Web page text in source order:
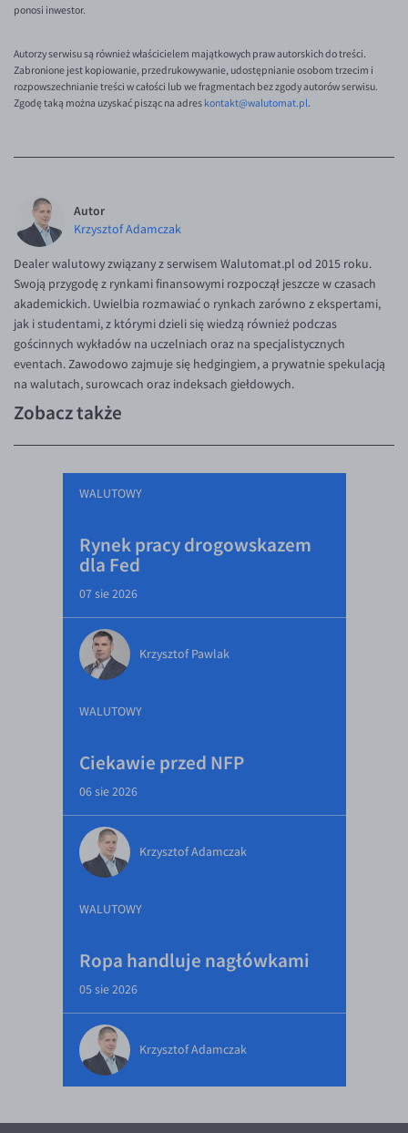
ponosi inwestor.
Autorzy serwisu są również właścicielem majątkowych praw autorskich do treści.
Zabronione jest kopiowanie, przedrukowywanie, udostępnianie osobom trzecim i
rozpowszechnianie treści w całości lub we fragmentach bez zgody autorów serwisu.
Zgodę taką można uzyskać pisząc na adres kontakt@walutomat.pl.
Autor
Krzysztof Adamczak
Dealer walutowy związany z serwisem Walutomat.pl od 2015 roku.
Swoją przygodę z rynkami finansowymi rozpoczął jeszcze w czasach
akademickich. Uwielbia rozmawiać o rynkach zarówno z ekspertami,
jak i studentami, z którymi dzieli się wiedzą również podczas
gościnnych wykładów na uczelniach oraz na specjalistycznych
eventach. Zawodowo zajmuje się hedgingiem, a prywatnie spekulacją
na walutach, surowcach oraz indeksach giełdowych.
Zobacz także
WALUTOWY
Rynek pracy drogowskazem
dla Fed
07 sie 2026
Krzysztof Pawlak
WALUTOWY
Ciekawie przed NFP
06 sie 2026
Krzysztof Adamczak
WALUTOWY
Ropa handluje nagłówkami
05 sie 2026
Krzysztof Adamczak